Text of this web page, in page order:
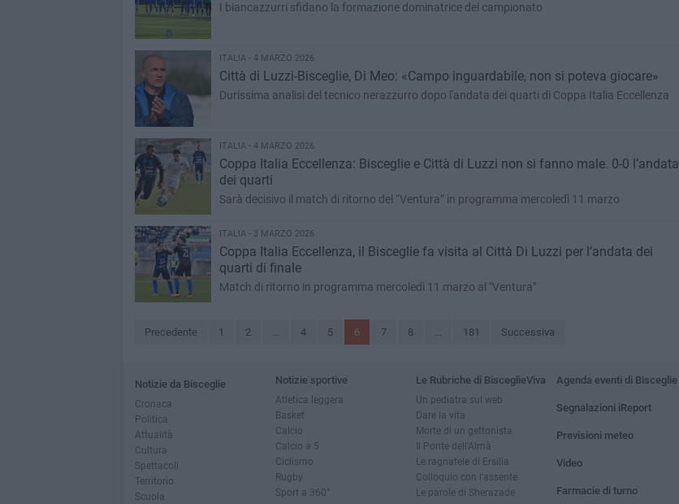
I biancazzurri sfidano la formazione dominatrice del campionato
ITALIA - 4 MARZO 2026
Città di Luzzi-Bisceglie, Di Meo: «Campo inguardabile, non si poteva giocare»
Durissima analisi del tecnico nerazzurro dopo l'andata dei quarti di Coppa Italia Eccellenza
ITALIA - 4 MARZO 2026
Coppa Italia Eccellenza: Bisceglie e Città di Luzzi non si fanno male. 0-0 l’andata
dei quarti
Sarà decisivo il match di ritorno del “Ventura” in programma mercoledì 11 marzo
ITALIA - 3 MARZO 2026
Coppa Italia Eccellenza, il Bisceglie fa visita al Città Di Luzzi per l’andata dei
quarti di finale
Match di ritorno in programma mercoledì 11 marzo al "Ventura"
Precedente 1 2 ... 4 5 6 7 8 ... 181 Successiva
Notizie da Bisceglie
Cronaca
Politica
Attualità
Cultura
Spettacoli
Territorio
Scuola
Notizie sportive
Atletica leggera
Basket
Calcio
Calcio a 5
Ciclismo
Rugby
Sport a 360°
Le Rubriche di BisceglieViva
Un pediatra sul web
Dare la vita
Morte di un gettonista
Il Ponte dell'Almà
Le ragnatele di Ersilia
Colloquio con l'assente
Le parole di Sherazade
Agenda eventi di Bisceglie
Segnalazioni iReport
Previsioni meteo
Video
Farmacie di turno